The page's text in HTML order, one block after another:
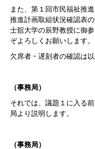
また、第１回市民福祉推
推進計画取組状況確認表
士舘大学の辰野教授に御
ぞよろしくお願いします。
欠席者・遅刻者の確認は以
（事務局）
それでは、議題１に入る
局より説明します。
（事務局）